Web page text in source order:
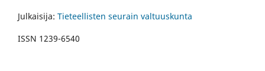
Julkaisija: Tieteellisten seurain valtuuskunta
ISSN 1239-6540